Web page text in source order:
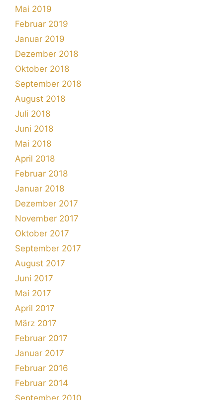
Mai 2019
Februar 2019
Januar 2019
Dezember 2018
Oktober 2018
September 2018
August 2018
Juli 2018
Juni 2018
Mai 2018
April 2018
Februar 2018
Januar 2018
Dezember 2017
November 2017
Oktober 2017
September 2017
August 2017
Juni 2017
Mai 2017
April 2017
März 2017
Februar 2017
Januar 2017
Februar 2016
Februar 2014